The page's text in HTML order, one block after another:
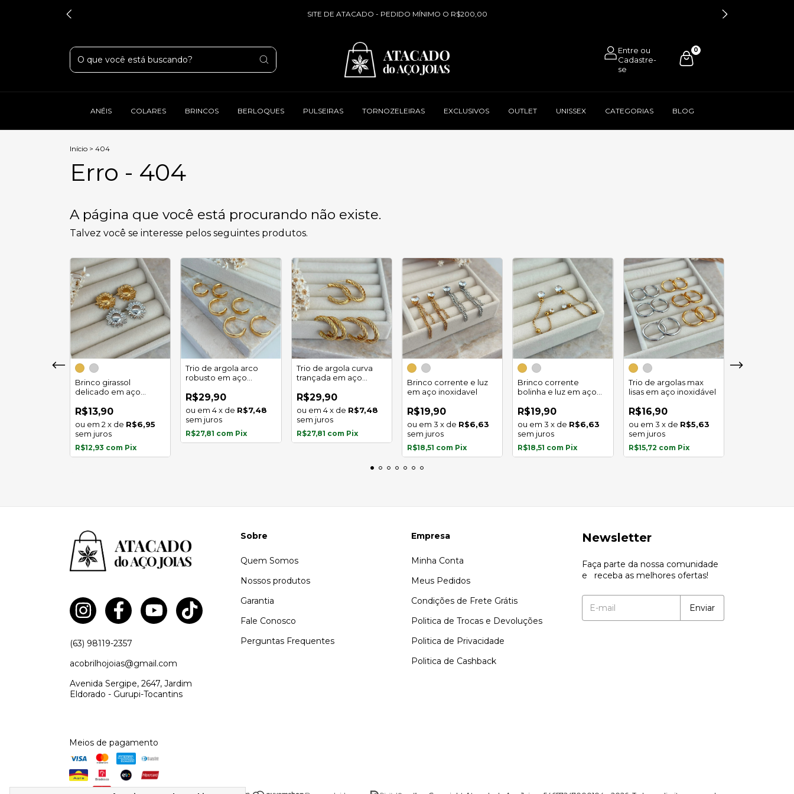
SITE DE ATACADO - PEDIDO MÍNIMO O R$200,00
0
ANÉIS COLARES BRINCOS BERLOQUES PULSEIRAS TORNOZELEIRAS EXCLUSIVOS OUTLET UNISSEX CATEGORIAS BLOG
Início > 404
Erro - 404
A página que você está procurando não existe.
Talvez você se interesse pelos seguintes produtos.
Brinco girassol
delicado em aço
R$13,90
2 x de R$6,95
sem juros
R$12,93 com Pix
Trio de argola arco
robusto em aço
R$29,90
4 x de R$7,48
sem juros
R$27,81 com Pix
Trio de argola curva
trançada em aço
R$29,90
4 x de R$7,48
sem juros
R$27,81 com Pix
Brinco corrente e luz
em aço inoxidavel
R$19,90
3 x de R$6,63
sem juros
R$18,51 com Pix
Brinco corrente
bolinha e luz em aço
R$19,90
3 x de R$6,63
sem juros
R$18,51 com Pix
Trio de argolas max
lisas em aço inoxidável
R$16,90
3 x de R$5,63
sem juros
R$15,72 com Pix
Trio de argola
(63) 98119-2357
acobrilhojoias@gmail.com
Avenida Sergipe, 2647, Jardim
Eldorado - Gurupi-Tocantins
Sobre
Quem Somos
Nossos produtos
Garantia
Fale Conosco
Perguntas Frequentes
Empresa
Minha Conta
Meus Pedidos
Condições de Frete Grátis
Politica de Trocas e Devoluções
Politica de Privacidade
Politica de Cashback
Newsletter
Faça parte da nossa comunidade
e receba as melhores ofertas!
Meios de pagamento